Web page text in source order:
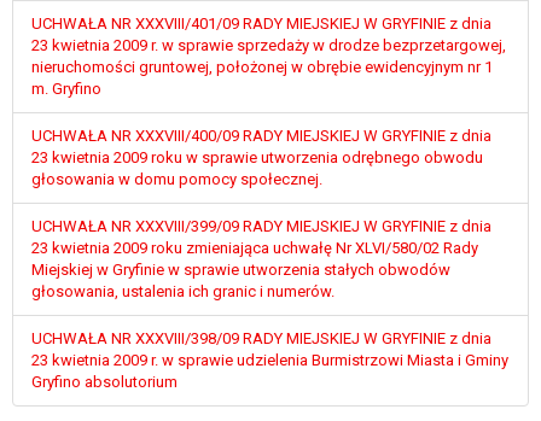
UCHWAŁA NR XXXVIII/401/09 RADY MIEJSKIEJ W GRYFINIE z dnia
23 kwietnia 2009 r. w sprawie sprzedaży w drodze bezprzetargowej,
nieruchomości gruntowej, położonej w obrębie ewidencyjnym nr 1
m. Gryfino
UCHWAŁA NR XXXVIII/400/09 RADY MIEJSKIEJ W GRYFINIE z dnia
23 kwietnia 2009 roku w sprawie utworzenia odrębnego obwodu
głosowania w domu pomocy społecznej.
UCHWAŁA NR XXXVIII/399/09 RADY MIEJSKIEJ W GRYFINIE z dnia
23 kwietnia 2009 roku zmieniająca uchwałę Nr XLVI/580/02 Rady
Miejskiej w Gryfinie w sprawie utworzenia stałych obwodów
głosowania, ustalenia ich granic i numerów.
UCHWAŁA NR XXXVIII/398/09 RADY MIEJSKIEJ W GRYFINIE z dnia
23 kwietnia 2009 r. w sprawie udzielenia Burmistrzowi Miasta i Gminy
Gryfino absolutorium